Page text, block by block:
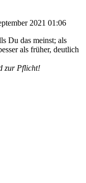
2021 01:06
Du das meinst; als
als früher, deutlich
zur Pflicht!